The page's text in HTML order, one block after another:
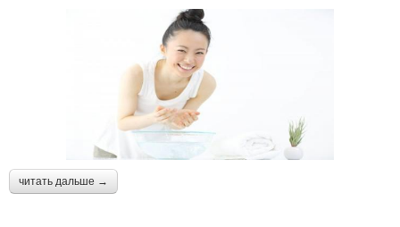
читать дальше →